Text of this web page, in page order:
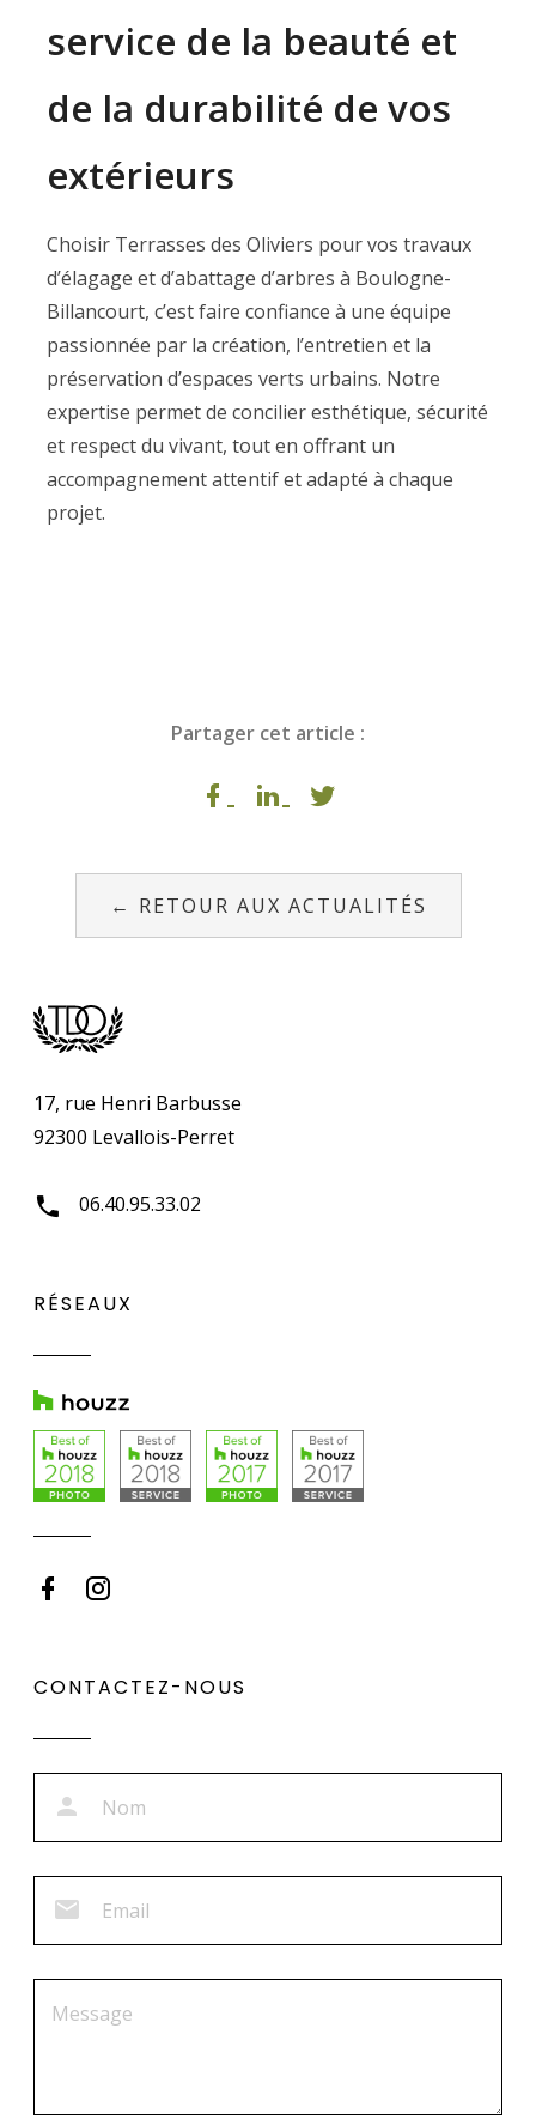
service de la beauté et
de la durabilité de vos
extérieurs
Choisir Terrasses des Oliviers pour vos travaux
d’élagage et d’abattage d’arbres à Boulogne-
Billancourt, c’est faire confiance à une équipe
passionnée par la création, l’entretien et la
préservation d’espaces verts urbains. Notre
expertise permet de concilier esthétique, sécurité
et respect du vivant, tout en offrant un
accompagnement attentif et adapté à chaque
projet.
Partager cet article :
← RETOUR AUX ACTUALITÉS
17, rue Henri Barbusse
92300 Levallois-Perret
06.40.95.33.02
RÉSEAUX
CONTACTEZ-NOUS